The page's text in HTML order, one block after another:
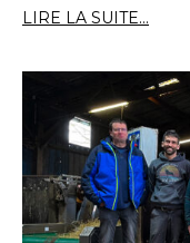
LIRE LA SUITE...